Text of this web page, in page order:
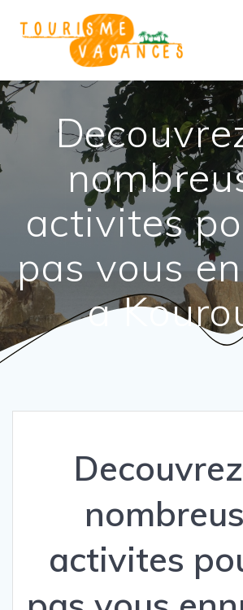
contenu
activites
pas vous
a
activites